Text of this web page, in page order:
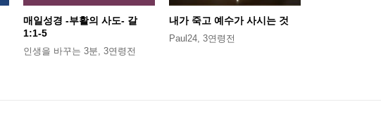
매일성경 -부활의 사도- 갈
1:1-5
인생을 바꾸는 3분, 3연령전
내가 죽고 예수가 사시는 것
Paul24, 3연령전